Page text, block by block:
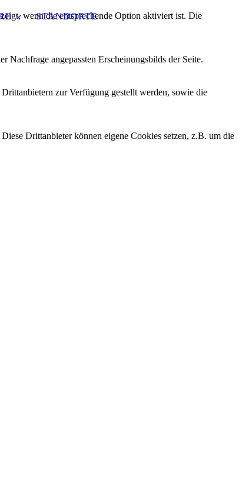
STANDORTE
wenn die entsprechende Option aktiviert ist. Die
angepassten Erscheinungsbilds der Seite.
zur Verfügung gestellt werden, sowie die
Drittanbieter können eigene Cookies setzen, z.B. um die